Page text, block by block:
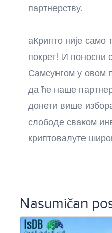
партнерству.
аКрипто није само
покрет! И поносни
Самсунгом у овом
да ће наше
донети више
слободе сваком
криптовалуте
Nasumičan